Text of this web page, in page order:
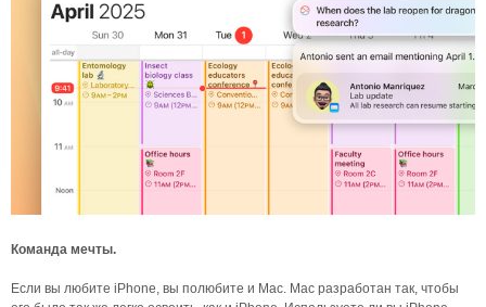
Команда мечты.
Если вы любите iPhone, вы полюбите и Mac. Mac разработан так, чтобы